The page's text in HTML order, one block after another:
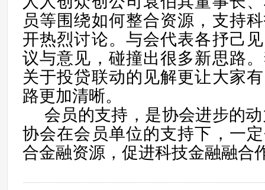
员等围绕如何整合资源，支持
开热烈讨论。与会代表各抒己
议与意见，碰撞出很多新思路
关于投贷联动的见解更让大家
路更加清晰。
会员的支持，是协会进步的
协会在会员单位的支持下，一
合金融资源，促进科技金融融合